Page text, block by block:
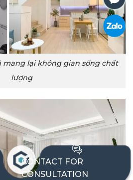
mang lại không gian sống chất
lượng
CONTACT FOR
CONSULTATION